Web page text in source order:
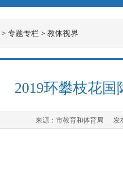
> 专题专栏 > 教体视界
2019环攀枝花
来源： 市教育和体育局 发